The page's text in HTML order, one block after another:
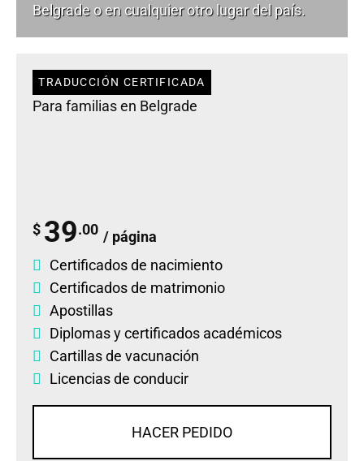
Belgrade o en cualquier otro lugar del país.
TRADUCCIÓN CERTIFICADA
Para familias en Belgrade
$ 39.00 / página
Certificados de nacimiento
Certificados de matrimonio
Apostillas
Diplomasycertificados académicos
Cartillas de vacunación
Licencias de conducir
HACER PEDIDO